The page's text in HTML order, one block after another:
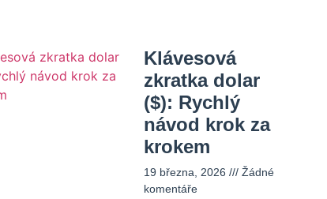
Klávesová
zkratka dolar
($): Rychlý
návod krok za
krokem
19 března, 2026
Žádné
komentáře